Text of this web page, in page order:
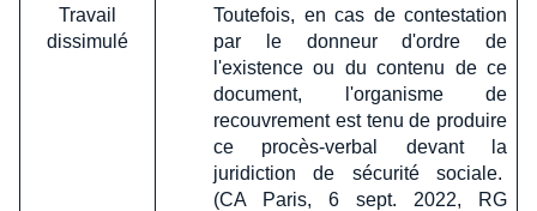
Travail
dissimulé
Toutefois, en cas de contestation
par le donneur d'ordre de
l'existence ou du contenu de ce
document, l'organisme de
recouvrement est tenu de produire
ce procès-verbal devant la
juridiction de sécurité sociale.
(CA Paris, 6 sept. 2022, RG